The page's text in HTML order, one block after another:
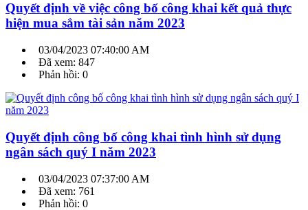
Quyết định về việc công bố công khai kết quả thực
hiện mua sắm tài sản năm 2023
03/04/2023 07:40:00 AM
Đã xem: 847
Phản hồi: 0
Quyết định công bố công khai tình hình sử dụng
ngân sách quý I năm 2023
03/04/2023 07:37:00 AM
Đã xem: 761
Phản hồi: 0